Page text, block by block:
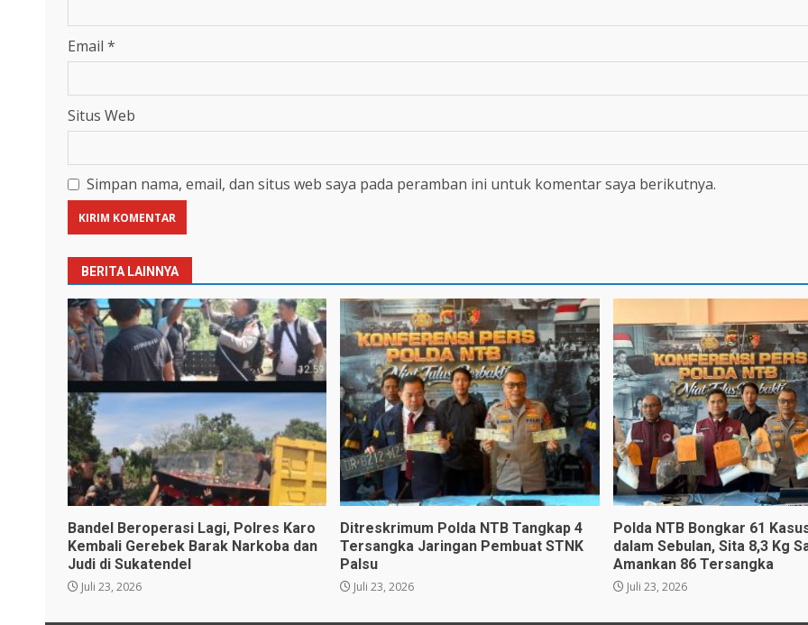
Email *
Situs Web
Simpan nama, email, dan situs web saya pada peramban ini untuk komentar saya berikutnya.
BERITA LAINNYA
Bandel Beroperasi Lagi, Polres Karo
Kembali Gerebek Barak Narkoba dan
Judi di Sukatendel
Juli 23, 2026
Ditreskrimum Polda NTB Tangkap 4
Tersangka Jaringan Pembuat STNK
Palsu
Juli 23, 2026
Polda NTB Bongkar 61
dalam Sebulan, Sita 8,3 Kg
Amankan 86 Tersangka
Juli 23, 2026